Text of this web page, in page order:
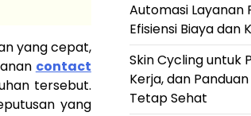
yang cepat,
contact
tersebut.
yang
Automasi Layanan
Efisiensi Biaya dan
Skin Cycling untuk
Kerja, dan
Tetap Sehat